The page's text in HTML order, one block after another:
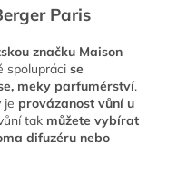
Paris
značku Maison
spolupráci se
meky parfumérství.
je provázanost vůní u
tak můžete vybírat
difuzéru nebo